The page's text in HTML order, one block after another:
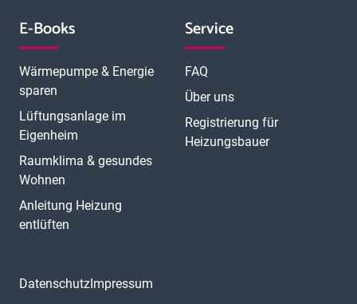
E-Books
Wärmepumpe & Energie
sparen
Lüftungsanlage im
Eigenheim
Raumklima & gesundes
Wohnen
Anleitung Heizung
entlüften
Service
FAQ
Über uns
Registrierung für
Heizungsbauer
DatenschutzImpressum